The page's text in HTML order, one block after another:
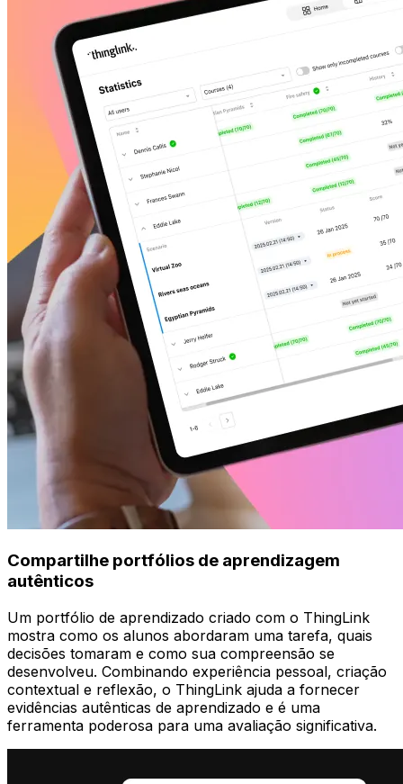
Compartilhe portfólios de aprendizagem
autênticos
Um portfólio de aprendizado criado com o ThingLink
mostra como os alunos abordaram uma tarefa, quais
decisões tomaram e como sua compreensão se
desenvolveu. Combinando experiência pessoal, criação
contextual e reflexão, o ThingLink ajuda a fornecer
evidências autênticas de aprendizado e é uma
ferramenta poderosa para uma avaliação significativa.